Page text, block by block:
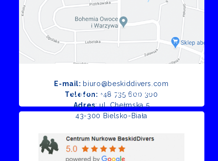
E-mail: biuro@beskiddivers.com
Telefon: +48 735 600 300
Adres: ul. Chełmska 5
43-300 Bielsko-Biała
Opinie Google